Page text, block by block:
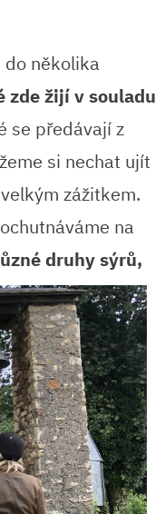
do několika
zde žijí v souladu
se předávají z
si nechat ujít
zážitkem.
na
druhy sýrů,